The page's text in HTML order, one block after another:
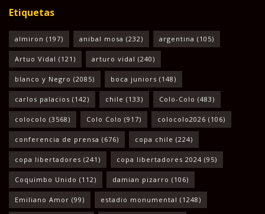
Etiquetas
almiron (197) anibal mosa (232) argentina (105)
Artuo Vidal (121) arturo vidal (240)
blanco y Negro (2085) boca juniors (148)
carlos palacios (142) chile (133) Colo-Colo (483)
colocolo (3568) Colo Colo (917) colocolo2026 (106)
conferencia de prensa (676) copa chile (224)
copa libertadores (241) copa libertadores 2024 (95)
Coquimbo Unido (112) damian pizarro (106)
Emiliano Amor (99) estadio monumental (1248)